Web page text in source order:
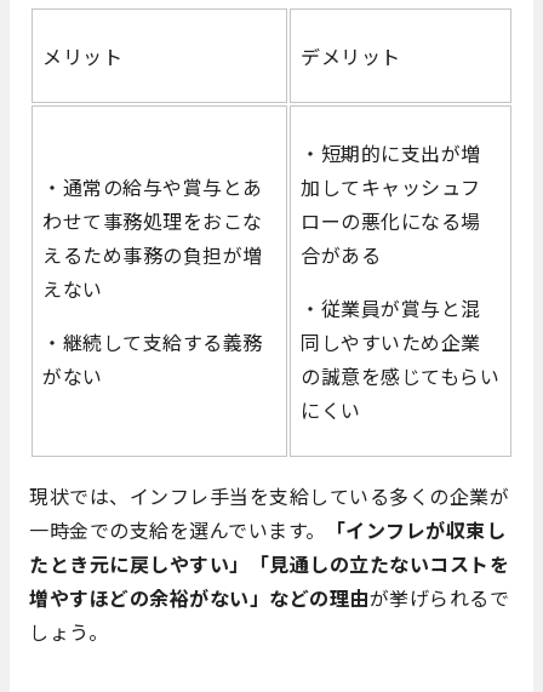
メリット デメリット
・通常の給与や賞与とあ
わせて事務処理をおこな
えるため事務の負担が増
えない
・継続して支給する義務
がない
・短期的に支出が増
加してキャッシュフ
ローの悪化になる場
合がある
・従業員が賞与と混
同しやすいため企業
の誠意を感じてもらい
にくい
現状では、インフレ手当を支給している多くの企業が
一時金での支給を選んでいます。
「インフレが収束し
たとき元に戻しやすい」「見通しの立たないコストを
増やすほどの余裕がない」などの理由が挙げられるで
しょう。